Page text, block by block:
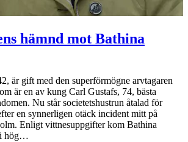
hämnd mot Bathina
är gift med den superförmögne arvtagaren
är en av kung Carl Gustafs, 74, bästa
Nu står societetshustrun åtalad för
en synnerligen otäck incident mitt på
Enligt vittnesuppgifter kom Bathina
i hög…